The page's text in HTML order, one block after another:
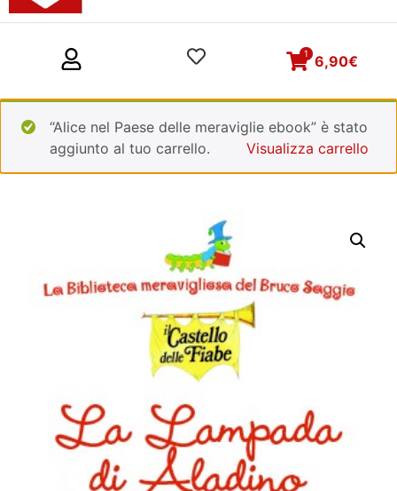
6,90€
1
“Alice nel Paese delle meraviglie ebook” è stato
aggiunto al tuo carrello.
Visualizza carrello